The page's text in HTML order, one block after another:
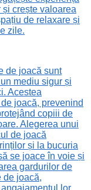
și crește valoarea
de relaxare și
zile.
de joacă sunt
mediu sigur și
Acestea
joacă, prevenind
copiii de
Alegerea unui
de joacă
și la bucuria
se joace în voie și
gardurilor de
de joacă,
lor